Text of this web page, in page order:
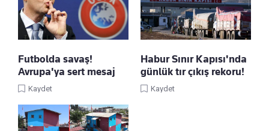
Futbolda savaş!
Avrupa'ya sert mesaj
Kaydet
Habur Sınır Kapısı'nda
günlük tır çıkış rekoru!
Kaydet